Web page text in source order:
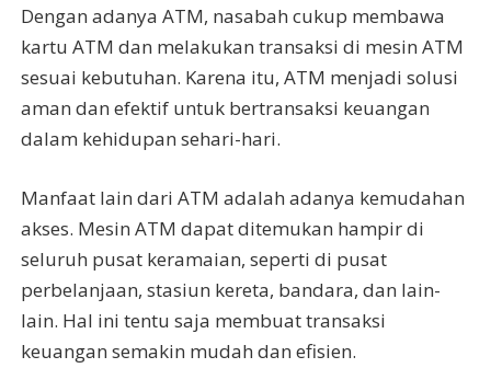
Dengan adanya ATM, nasabah cukup membawa
kartu ATM dan melakukan transaksi di mesin ATM
sesuai kebutuhan. Karena itu, ATM menjadi solusi
aman dan efektif untuk bertransaksi keuangan
dalam kehidupan sehari-hari.
Manfaat lain dari ATM adalah adanya kemudahan
akses. Mesin ATM dapat ditemukan hampir di
seluruh pusat keramaian, seperti di pusat
perbelanjaan, stasiun kereta, bandara, dan lain-
lain. Hal ini tentu saja membuat transaksi
keuangan semakin mudah dan efisien.